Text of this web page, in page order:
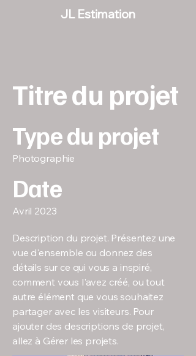
JL Estimation
Titre du projet
Type du projet
Photographie
Date
Avril 2023
Description du projet. Présentez une
vue d'ensemble ou donnez des
détails sur ce qui vous a inspiré,
comment vous l'avez créé, ou tout
autre élément que vous souhaitez
partager avec les visiteurs. Pour
ajouter des descriptions de projet,
allez à Gérer les projets.